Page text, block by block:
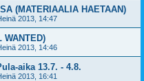
(MATERIAALIA HAETAAN)
2013, 14:47
WANTED)
2013, 14:46
aika 13.7. - 4.8.
2013, 16:41